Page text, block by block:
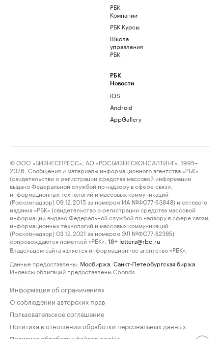
РБК
Компании
РБК Курсы
Школа
управления
РБК
РБК
Новости
iOS
Android
AppGallery
© ООО «БИЗНЕСПРЕСС», АО «РОСБИЗНЕСКОНСАЛТИНГ», 1995–
2026. Сообщения и материалы информационного агентства «РБК»
(свидетельство о регистрации средства массовой информации
выдано Федеральной службой по надзору в сфере связи,
информационных технологий и массовых коммуникаций
(Роскомнадзор) 09.12.2015 за номером ИА №ФС77-63848) и сетевого
издания «РБК» (свидетельство о регистрации средства массовой
информации выдано Федеральной службой по надзору в сфере связи,
информационных технологий и массовых коммуникаций
(Роскомнадзор) 03.12.2021 за номером ЭЛ №ФС77-82385)
сопровождаются пометкой «РБК».
18+ letters@rbc.ru
Владельцем сайта является информационное агентство «РБК».
Данные предоставлены: Мосбиржа Санкт-Петербургская биржа
Индексы облигаций предоставлены Cbonds.
Информация об ограничениях
О соблюдении авторских прав
Пользовательское соглашение
Политика в отношении обработки персональных данных